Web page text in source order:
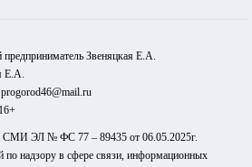
Звеняцкая Е.А.
Е.А.
СМИ ЭЛ № ФС 77 – 89435 от 06.05.2025г.
по надзору в сфере связи, информационных